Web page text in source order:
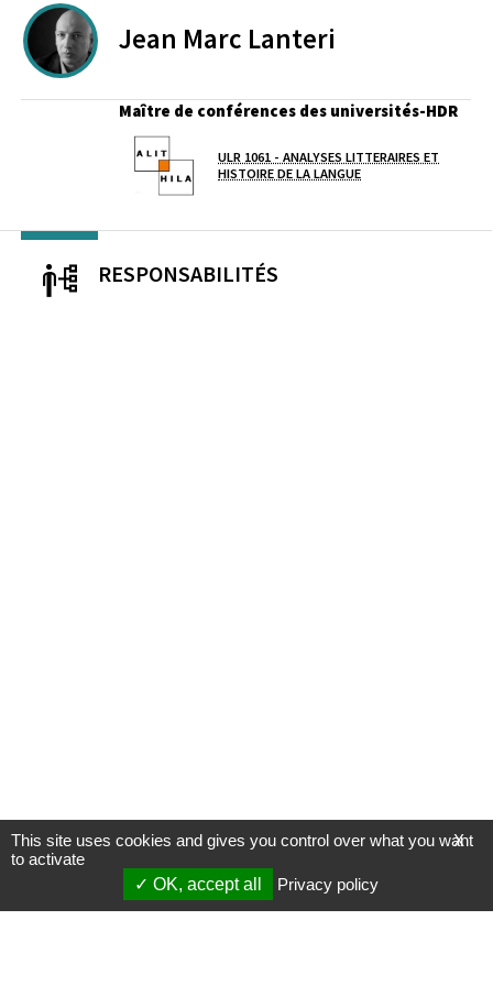
Jean Marc Lanteri
Maître de conférences des universités-HDR
Laboratoire / équipe
ULR 1061 - ANALYSES LITTERAIRES ET
HISTOIRE DE LA LANGUE
RESPONSABILITÉS
X
This site uses cookies and gives you control over what you want
to activate
OK, accept all
Privacy policy